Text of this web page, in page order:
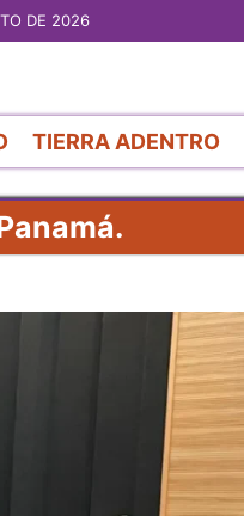
DE 2026
TIERRA ADENTRO